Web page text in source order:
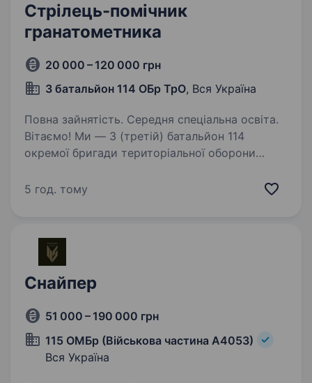
Стрілець-помічник
гранатометника
20 000 – 120 000 грн
3 батальйон 114 ОБр ТрО, Вся Україна
Повна зайнятість. Середня спеціальна освіта.
Вітаємо! Ми — 3 (третій) батальйон 114
окремої бригади територіальної оборони
який стоїть на захисті нашої країни і її
5 год. тому
Снайпер
51 000 – 190 000 грн
115 ОМБр (Військова частина А4053)
Вся Україна